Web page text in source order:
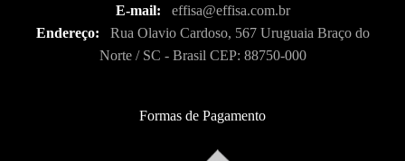
E-mail:
effisa@effisa.com.br
Endereço:
Rua Olavio Cardoso, 567 Uruguaia Braço do
Norte / SC - Brasil CEP: 88750-000
Formas de Pagamento